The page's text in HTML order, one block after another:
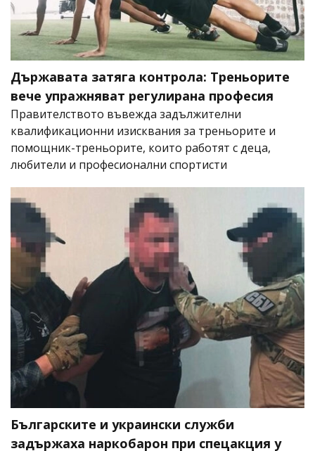
Държавата затяга контрола: Треньорите
вече упражняват регулирана професия
Правителството въвежда задължителни
квалификационни изисквания за треньорите и
помощник-треньорите, които работят с деца,
любители и професионални спортисти
Българските и украински служби
задържаха наркобарон при спецакция у